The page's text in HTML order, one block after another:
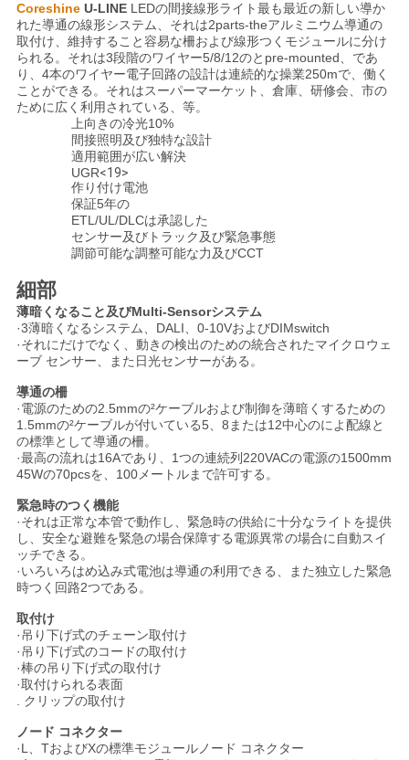
引
用
を
さ
い
NEWS
地
図
PRIVACY
POLICY
Coreshine U-LINELEDの間接線形ライト最も最近の新しい導か
れた導通の線形システム、それは2parts-theアルミニウム導通の
取付け、維持すること容易な柵および線形つくモジュールに分け
られる。それは3段階のワイヤー5/8/12のとpre-mounted、であ
り、4本のワイヤー電子回路の設計は連続的な操業250mで、働く
ことができる。それはスーパーマーケット、倉庫、研修会、市の
ために広く利用されている、等。
上向きの冷光10%
間接照明及び独特な設計
適用範囲が広い解決
UGR<19>
作り付け電池
保証5年の
ETL/UL/DLCは承認した
センサー及びトラック及び緊急事態
調節可能な調整可能な力及びCCT
細部
薄暗くなること及びMulti-Sensorシステム
·3薄暗くなるシステム、DALI、0-10VおよびDIMswitch
·それにだけでなく、動きの検出のための統合されたマイクロウェ
ーブ センサー、また日光センサーがある。
導通の柵
·電源のための2.5mmの²ケーブルおよび制御を薄暗くするための
1.5mmの²ケーブルが付いている5、8または12中心のによ配線と
の標準として導通の柵。
·最高の流れは16Aであり、1つの連続列220VACの電源の1500mm
45Wの70pcsを、100メートルまで許可する。
緊急時のつく機能
·それは正常な本管で動作し、緊急時の供給に十分なライトを提供
し、安全な避難を緊急の場合保障する電源異常の場合に自動スイ
ッチできる。
·いろいろはめ込み式電池は導通の利用できる、また独立した緊急
時つく回路2つである。
取付け
·吊り下げ式のチェーン取付け
·吊り下げ式のコードの取付け
·棒の吊り下げ式の取付け
·取付けられる表面
. クリップの取付け
ノード コネクター
·L、TおよびXの標準モジュールノード コネクター